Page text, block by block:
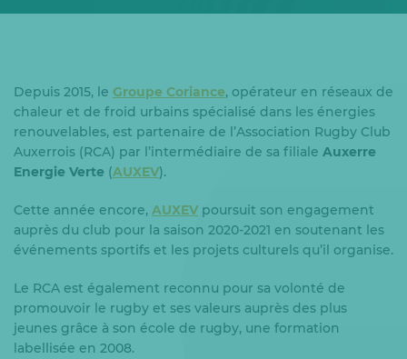
Depuis 2015, le Groupe Coriance, opérateur en réseaux de
chaleur et de froid urbains spécialisé dans les énergies
renouvelables, est partenaire de l’Association Rugby Club
Auxerrois (RCA) par l’intermédiaire de sa filiale Auxerre
Energie Verte (AUXEV).
Cette année encore, AUXEV poursuit son engagement
auprès du club pour la saison 2020-2021 en soutenant les
événements sportifs et les projets culturels qu’il organise.
Le RCA est également reconnu pour sa volonté de
promouvoir le rugby et ses valeurs auprès des plus
jeunes grâce à son école de rugby, une formation
labellisée en 2008.